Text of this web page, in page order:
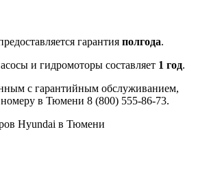
гарантия полгода.
и гидромоторы составляет 1 год.
с гарантийным обслуживанием,
в Тюмени 8 (800) 555-86-73.
Hyundai в Тюмени